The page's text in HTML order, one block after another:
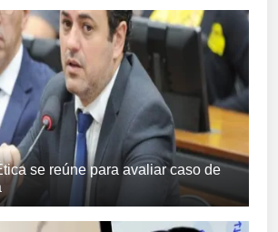
se reúne para avaliar caso de